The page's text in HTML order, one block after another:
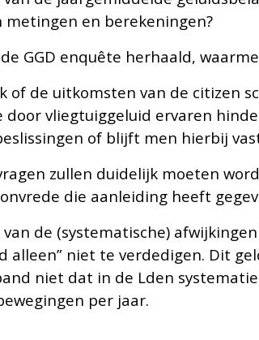
metingen en berekeningen?
GGD enquête herhaald,
of de uitkomsten van de citizen
door vliegtuiggeluid ervaren
of blijft men hierbij
zullen duidelijk moeten
die aanleiding heeft
van de (systematische)
alleen” niet te verdedigen. Dit
niet dat in de Lden
per jaar.